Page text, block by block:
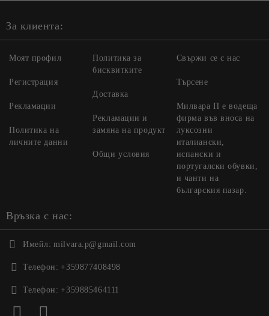
За клиента:
Моят профил
Регистрация
Рекламации
Политика на
личните данни
Политика за
бисквитките
Доставка
Рекламации и
замяна на продукт
Общи условия
Свържи се с нас
Търсене
Милвара П е водеща
фирма във вноса на
луксозни
италиански,
испански и
португалски обувки,
и чанти на
българския пазар.
Връзка с нас:
Имейл: milvara.p@gmail.com
Телефон: +359877408498
Телефон: +359885464111